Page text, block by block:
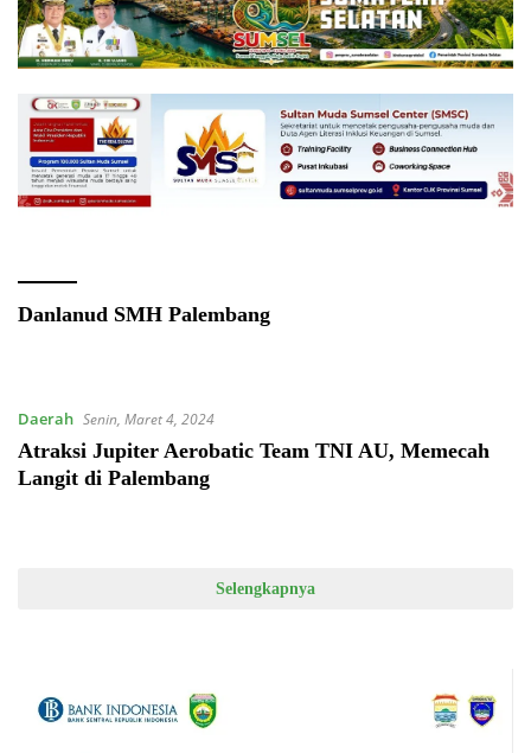
Danlanud SMH Palembang
Daerah Senin, Maret 4, 2024
Atraksi Jupiter Aerobatic Team TNI AU, Memecah
Langit di Palembang
Selengkapnya